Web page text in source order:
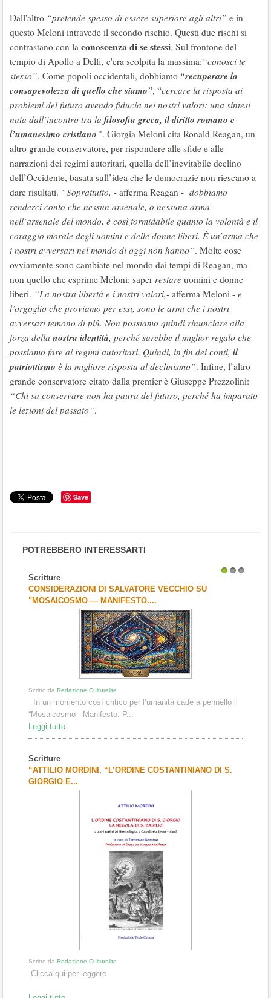
Dall'altro “pretende spesso di essere superiore agli altri” e in
questo Meloni intravede il secondo rischio. Questi due rischi si
contrastano con la conoscenza di se stessi. Sul frontone del
tempio di Apollo a Delfi, c'era scolpita la massima:“conosci te
stesso”. Come popoli occidentali, dobbiamo “recuperare la
consapevolezza di quello che siamo”, “cercare la risposta ai
problemi del futuro avendo fiducia nei nostri valori: una sintesi
nata dall’incontro tra la filosofia greca, il diritto romano e
l’umanesimo cristiano”. Giorgia Meloni cita Ronald Reagan, un
altro grande conservatore, per rispondere alle sfide e alle
narrazioni dei regimi autoritari, quella dell’inevitabile declino
dell’Occidente, basata sull’idea che le democrazie non riescano a
dare risultati. “Soprattutto, - afferma Reagan - dobbiamo
renderci conto che nessun arsenale, o nessuna arma
nell’arsenale del mondo, è così formidabile quanto la volontà e il
coraggio morale degli uomini e delle donne liberi. È un’arma che
i nostri avversari nel mondo di oggi non hanno”. Molte cose
ovviamente sono cambiate nel mondo dai tempi di Reagan, ma
non quello che esprime Meloni: saper restare uomini e donne
liberi. “La nostra libertà e i nostri valori,- afferma Meloni - e
l’orgoglio che proviamo per essi, sono le armi che i nostri
avversari temono di più. Non possiamo quindi rinunciare alla
forza della nostra identità, perché sarebbe il miglior regalo che
possiamo fare ai regimi autoritari. Quindi, in fin dei conti, il
patriottismo è la migliore risposta al declinismo”. Infine, l’altro
grande conservatore citato dalla premier è Giuseppe Prezzolini:
“Chi sa conservare non ha paura del futuro, perché ha imparato
le lezioni del passato”.
Save
POTREBBERO INTERESSARTI
Scritture
CONSIDERAZIONI DI SALVATORE VECCHIO SU
"MOSAICOSMO — MANIFESTO....
Scritto da Redazione Culturelite
In un momento così critico per l’umanità cade a pennello il
“Mosaicosmo - Manifesto. P...
Leggi tutto
Scritture
“ATTILIO MORDINI, “L’ORDINE COSTANTINIANO DI S.
GIORGIO E...
Scritto da Redazione Culturelite
Clicca qui per leggere